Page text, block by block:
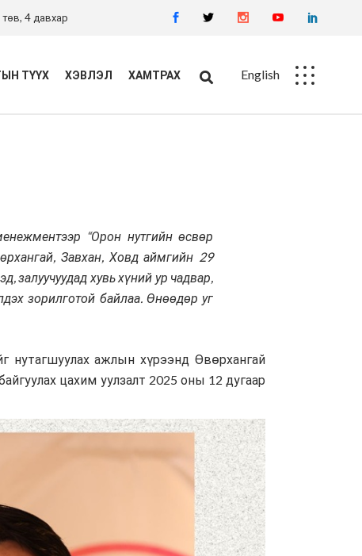
4 давхар
ТҮҮХ ХЭВЛЭЛ ХАМТРАХ English
“Орон нутгийн өсвөр
Завхан, Ховд аймгийн 29
залуучуудад хувь хүний ур чадвар,
зорилготой байлаа. Өнөөдөр уг
нутагшуулах ажлын хүрээнд Өвөрхангай
цахим уулзалт 2025 оны 12 дугаар